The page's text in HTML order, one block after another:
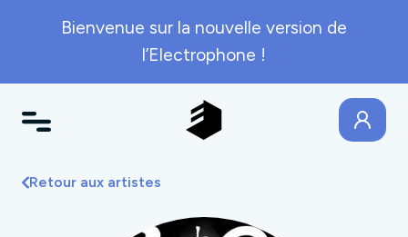
Bienvenue sur la nouvelle version de
l’Electrophone !
Retour aux artistes